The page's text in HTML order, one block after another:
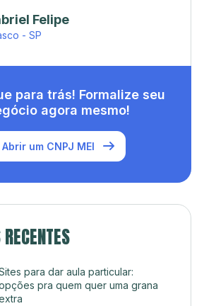
açaí e sorveteria
Janeiro - RJ
para trás! Formalize seu
agora mesmo!
Abrir um CNPJ MEI
para dar aula particular:
pra quem quer uma grana